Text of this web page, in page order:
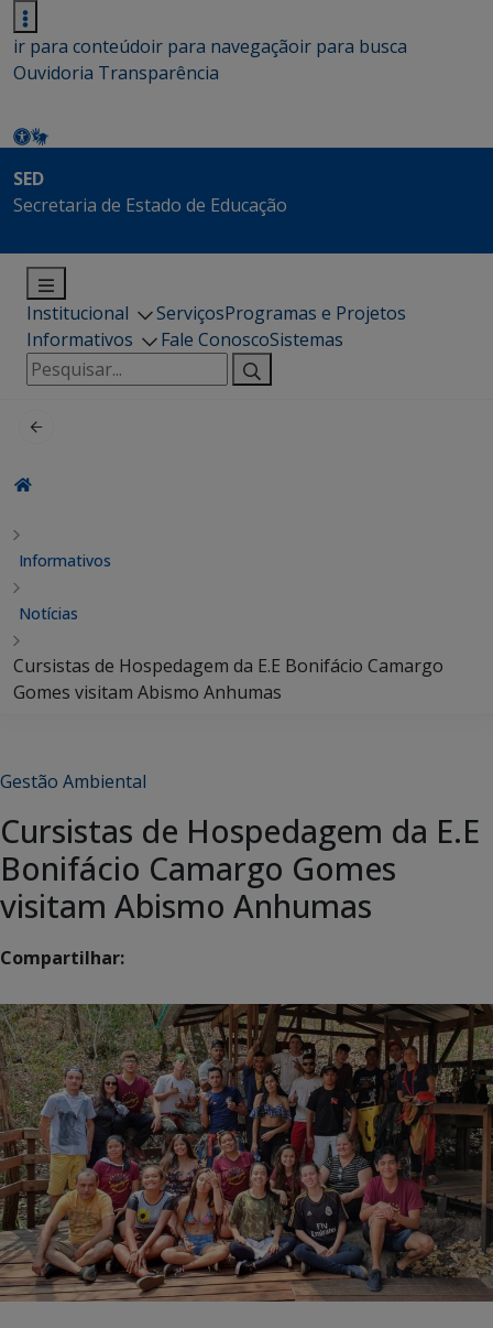
ir para conteúdoir para navegaçãoir para busca
Ouvidoria Transparência
SED
Secretaria de Estado de Educação
Institucional ServiçosProgramas e Projetos
Informativos
Fale ConoscoSistemas
Pesquisar
por:
Informativos
Notícias
Cursistas de Hospedagem da E.E Bonifácio Camargo
Gomes visitam Abismo Anhumas
Gestão Ambiental
Cursistas de Hospedagem da E.E
Bonifácio Camargo Gomes
visitam Abismo Anhumas
Compartilhar: